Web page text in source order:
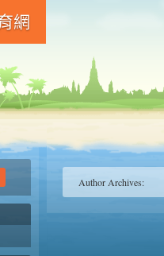
網
Author Archives: